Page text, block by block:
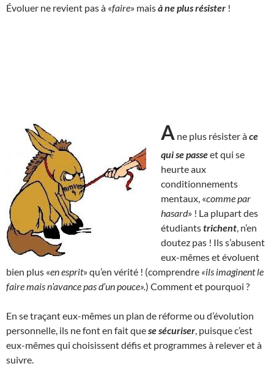
Évoluer ne revient pas à «faire» maisà ne plus résister !
A ne plus résister àce
qui se passeet qui se
heurte aux
conditionnements
mentaux, «comme par
hasard» ! La plupart des
étudiantstrichent , n’en
doutez pas ! Ils s’abusent
eux-mêmes et évoluent
bien plus «en esprit» qu’en vérité ! (comprendre «ils imaginent le
faire mais n’avance pas d’un pouce».) Comment et pourquoi ?
En se traçant eux-mêmes un plan de réforme ou d’évolution
personnelle, ils ne font en fait quese sécuriser , puisque c’est
eux-mêmes qui choisissent défis et programmes à relever et à
suivre.